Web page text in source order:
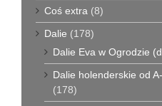
Coś extra (8)
Dalie (178)
Dalie Eva w Ogrodzie
Dalie holenderskie od
(178)